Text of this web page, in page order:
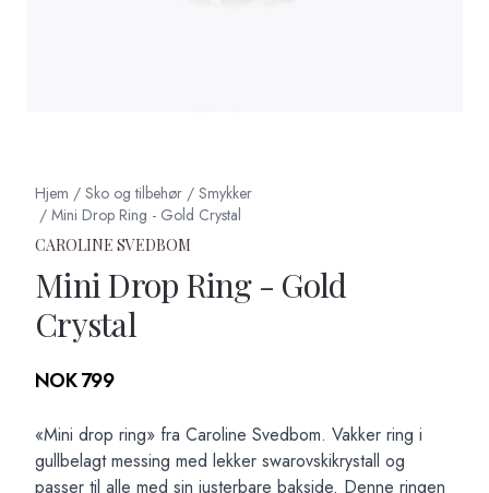
Hjem / Sko og tilbehør / Smykker
/ Mini Drop Ring - Gold Crystal
CAROLINE SVEDBOM
Mini Drop Ring - Gold
Crystal
Produktdetaljer
NOK 799
Description
«Mini drop ring» fra Caroline Svedbom. Vakker ring i
gullbelagt messing med lekker swarovskikrystall og
passer til alle med sin justerbare bakside. Denne ringen